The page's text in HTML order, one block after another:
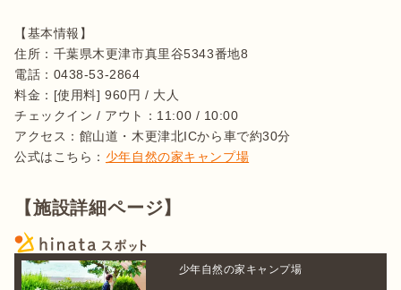
【基本情報】
住所：千葉県木更津市真里谷5343番地8
電話：0438-53-2864
料金：[使用料] 960円 / 大人
チェックイン / アウト：11:00 / 10:00
アクセス：館山道・木更津北ICから車で約30分
公式はこちら： 少年自然の家キャンプ場
【施設詳細ページ】
少年自然の家キャンプ場